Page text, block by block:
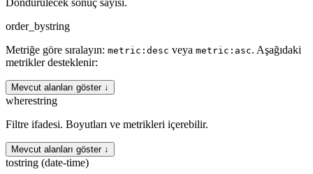
Döndürülecek sonuç sayısı.
order_bystring
Metriğe göre sıralayın: metric:desc veya metric:asc. Aşağıdaki
metrikler desteklenir:
Mevcut alanları göster ↓
wherestring
Filtre ifadesi. Boyutları ve metrikleri içerebilir.
Mevcut alanları göster ↓
tostring (date-time)